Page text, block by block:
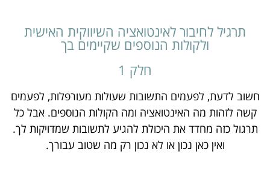
תרגיל לחיבור לאינטואציה השיווקית האישית
ולקולות הנוספים שקיימים בך
חלק 1
חשוב לדעת, לפעמים התשובות שעולות מעורפלות, לפעמים
קשה לזהות מה האינטואציה ומה הקולות הנוספים. אבל כל
תרגול כזה מחדד את היכולת להגיע לתשובות שמדויקות לך.
ואין כאן נכון או לא נכון רק מה שטוב עבורך.